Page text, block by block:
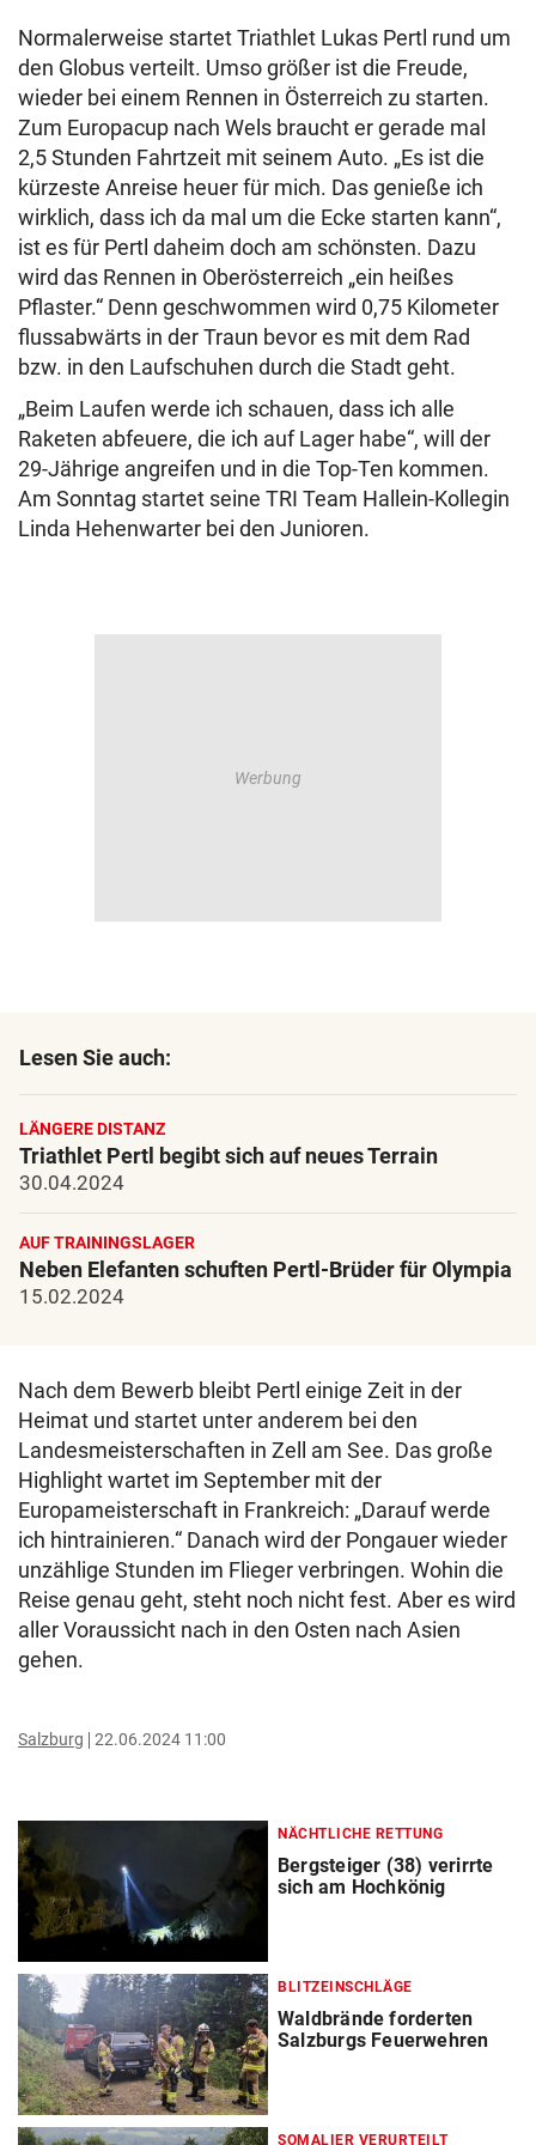
Normalerweise startet Triathlet Lukas Pertl rund um
den Globus verteilt. Umso größer ist die Freude,
wieder bei einem Rennen in Österreich zu starten.
Zum Europacup nach Wels braucht er gerade mal
2,5 Stunden Fahrtzeit mit seinem Auto. „Es ist die
kürzeste Anreise heuer für mich. Das genieße ich
wirklich, dass ich da mal um die Ecke starten kann“,
ist es für Pertl daheim doch am schönsten. Dazu
wird das Rennen in Oberösterreich „ein heißes
Pflaster.“ Denn geschwommen wird 0,75 Kilometer
flussabwärts in der Traun bevor es mit dem Rad
bzw. in den Laufschuhen durch die Stadt geht.
„Beim Laufen werde ich schauen, dass ich alle
Raketen abfeuere, die ich auf Lager habe“, will der
29-Jährige angreifen und in die Top-Ten kommen.
Am Sonntag startet seine TRI Team Hallein-Kollegin
Linda Hehenwarter bei den Junioren.
Lesen Sie auch:
LÄNGERE DISTANZ
Triathlet Pertl begibt sich auf neues Terrain
30.04.2024
AUF TRAININGSLAGER
Neben Elefanten schuften Pertl-Brüder für Olympia
15.02.2024
Nach dem Bewerb bleibt Pertl einige Zeit in der
Heimat und startet unter anderem bei den
Landesmeisterschaften in Zell am See. Das große
Highlight wartet im September mit der
Europameisterschaft in Frankreich: „Darauf werde
ich hintrainieren.“ Danach wird der Pongauer wieder
unzählige Stunden im Flieger verbringen. Wohin die
Reise genau geht, steht noch nicht fest. Aber es wird
aller Voraussicht nach in den Osten nach Asien
gehen.
Salzburg 22.06.2024 11:00
NÄCHTLICHE RETTUNG
Bergsteiger (38) verirrte
sich am Hochkönig
BLITZEINSCHLÄGE
Waldbrände forderten
Salzburgs Feuerwehren
SOMALIER VERURTEILT